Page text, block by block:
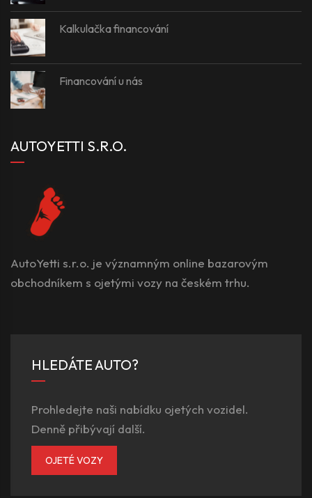
Kalkulačka financování
Financování u nás
AUTOYETTI S.R.O.
AutoYetti s.r.o. je významným online bazarovým
obchodníkem s ojetými vozy na českém trhu.
HLEDÁTE AUTO?
Prohledejte naši nabídku ojetých vozidel.
Denně přibývají další.
OJETÉ VOZY